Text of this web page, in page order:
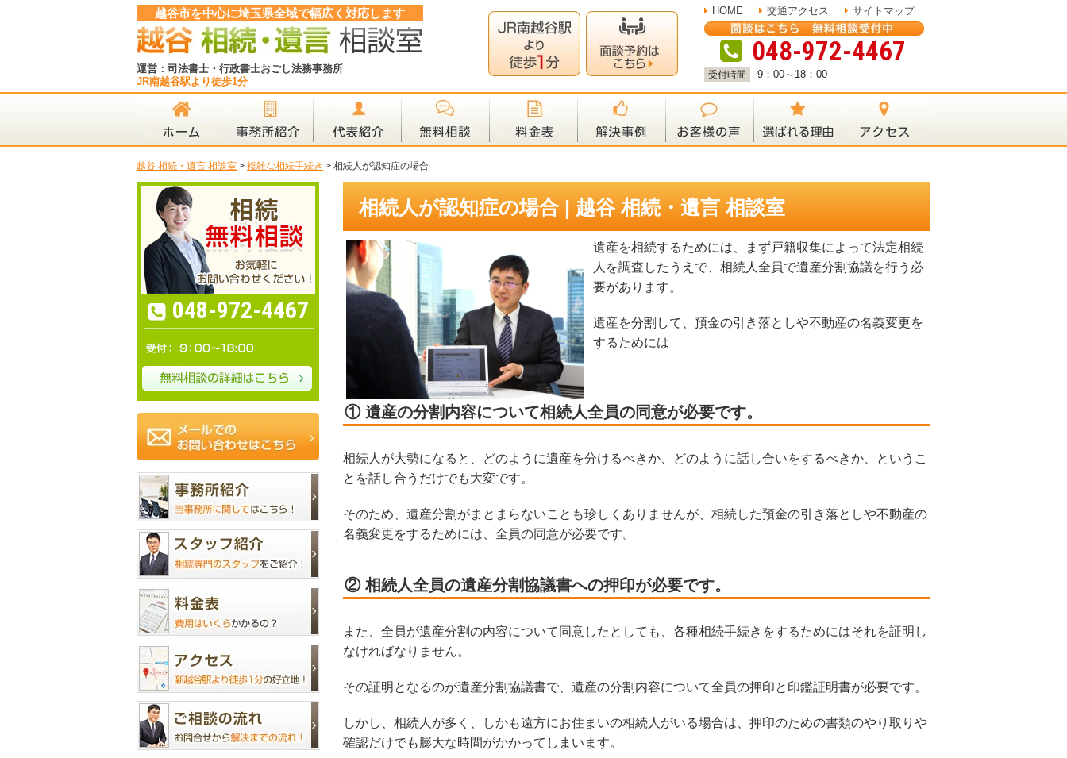
越谷市を中心に埼玉県全域で幅広く対応します
運営：司法書士・行政書士おごし法務事務所
JR南越谷駅より徒歩1分
HOME 交通アクセス サイトマップ
048-972-4467
受付時間 9：00～18：00
越谷 相続・遺言 相談室 > 複雑な相続手続き > 相続人が認知症の場合
相続人が認知症の場合 | 越谷 相続・遺言 相談室
遺産を相続するためには、まず戸籍収集によって法定相続
人を調査したうえで、相続人全員で遺産分割協議を行う必
要があります。
遺産を分割して、預金の引き落としや不動産の名義変更を
するためには
① 遺産の分割内容について相続人全員の同意が必要です。
相続人が大勢になると、どのように遺産を分けるべきか、どのように話し合いをするべきか、というこ
とを話し合うだけでも大変です。
そのため、遺産分割がまとまらないことも珍しくありませんが、相続した預金の引き落としや不動産の
名義変更をするためには、全員の同意が必要です。
② 相続人全員の遺産分割協議書への押印が必要です。
また、全員が遺産分割の内容について同意したとしても、各種相続手続きをするためにはそれを証明し
なければなりません。
その証明となるのが遺産分割協議書で、遺産の分割内容について全員の押印と印鑑証明書が必要です。
しかし、相続人が多く、しかも遠方にお住まいの相続人がいる場合は、押印のための書類のやり取りや
確認だけでも膨大な時間がかかってしまいます。
048-972-4467